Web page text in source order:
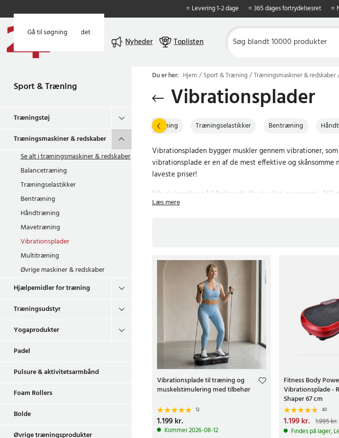
Gå til hovedindholdet
Gå til søgning
⭐ Levering 1-2 dage ⭐ 365 dages fortrydelsesret ⭐
Nyheder Toplisten
Sport & Træning
Træningstøj
Træningsmaskiner & redskaber
Se alt itræningsmaskiner & redskaber
Balancetræning
Træningselastikker
Bentræning
Håndtræning
Mavetræning
Vibrationsplader
Multitræning
Øvrige maskiner & redskaber
Hjælpemidler for træning
Træningsudstyr
Yogaprodukter
Padel
Pulsure & aktivitetsarmbånd
Foam Rollers
Bolde
Øvrige træningsprodukter
Du er her: Hjem Sport & Træning Træningsmaskiner & redskaber
Vibrationsplader
Balancetræning Træningselastikker Bentræning
Vibrationspladen bygger muskler gennem vibrationer,
vibrationsplade er en af de mest effektive og
laveste priser!
Når du handler på 24hshop.dk får du altid prisgaranti,
Læs mere
Vibrationsplade til træning og
muskelstimulering med tilbehør
12
Pris:1.199 kr.
1.199 kr.
Kommer 2026-08-12
Fitness Body
Vibrationsplade -
Shaper 67 cm
40
Nuværende pris:
pris:1.995 kr.
1.199 kr. 1.995 kr.
Findes på lager,